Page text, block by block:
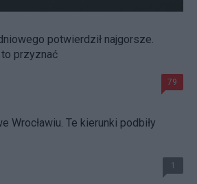
potwierdził najgorsze.
przyznać
79
Wrocławiu. Te kierunki podbiły
1